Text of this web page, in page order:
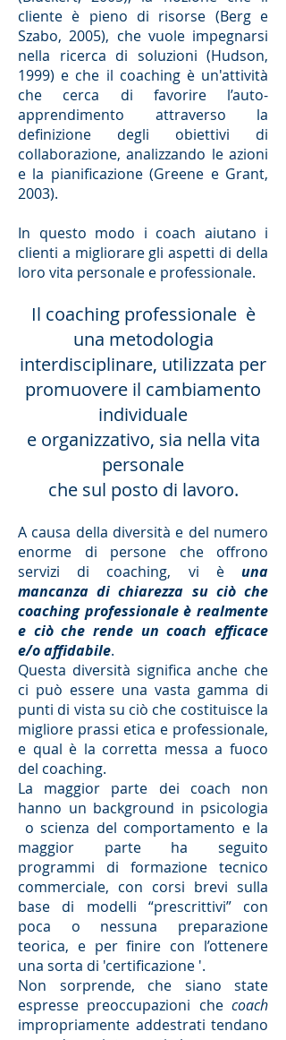
cliente è pieno di risorse (Berg e
Szabo, 2005), che vuole impegnarsi
nella ricerca di soluzioni (Hudson,
1999) e che il coaching è un'attività
che cerca di favorire l’auto-
apprendimento attraverso la
definizione degli obiettivi di
collaborazione, analizzando le azioni
e la pianificazione (Greene e Grant,
2003).
In questo modo i coach aiutano i
clienti a migliorare gli aspetti di della
loro vita personale e professionale.
Il coaching professionale è
una metodologia
interdisciplinare, utilizzata per
promuovere il cambiamento
individuale
e organizzativo, sia nella vita
personale
che sul posto di lavoro.
A causa della diversità e del numero
enorme di persone che offrono
servizi di coaching, vi è una
mancanza di chiarezza su ciò che
coaching professionale è realmente
e ciò che rende un coach efficace
e/o affidabile.
Questa diversità significa anche che
ci può essere una vasta gamma di
punti di vista su ciò che costituisce la
migliore prassi etica e professionale,
e qual è la corretta messa a fuoco
del coaching.
La maggior parte dei coach non
hanno un background in psicologia
o scienza del comportamento e la
maggior parte ha seguito
programmi di formazione tecnico
commerciale, con corsi brevi sulla
base di modelli “prescrittivi” con
poca o nessuna preparazione
teorica, e per finire con l’ottenere
una sorta di 'certificazione '.
Non sorprende, che siano state
espresse preoccupazioni che coach
impropriamente addestrati tendano